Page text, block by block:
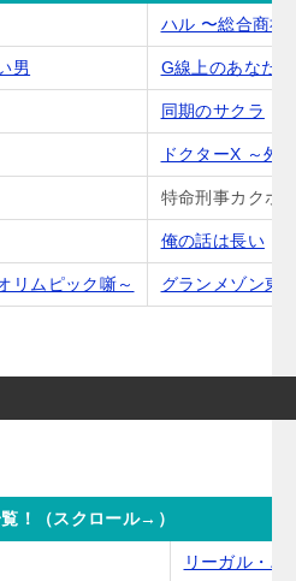
ハル 〜総合商社
男 G線上のあなた
同期のサクラ
ドクターX ～外
特命刑事カクホ
俺の話は長い
リムピック噺～ グランメゾン東
！（スクロール→）
リーガル・ハ